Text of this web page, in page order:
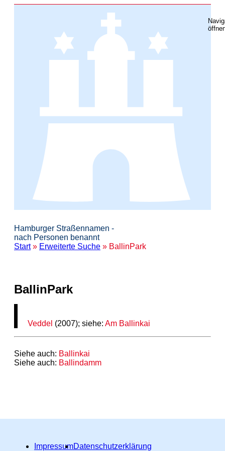
Hamburger Straßennamen -
nach Personen benannt
Start» Erweiterte Suche » BallinPark
BallinPark
Veddel (2007); siehe:Am Ballinkai
Siehe auch: Ballinkai
Siehe auch: Ballindamm
ImpressumDatenschutzerklärung